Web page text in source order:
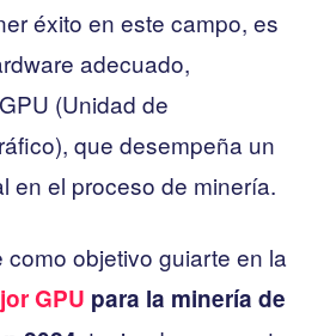
éxito en este campo, es
adecuado,
(Unidad de
que desempeña un
en el proceso de minería.
objetivo guiarte en la
GPU para la minería de